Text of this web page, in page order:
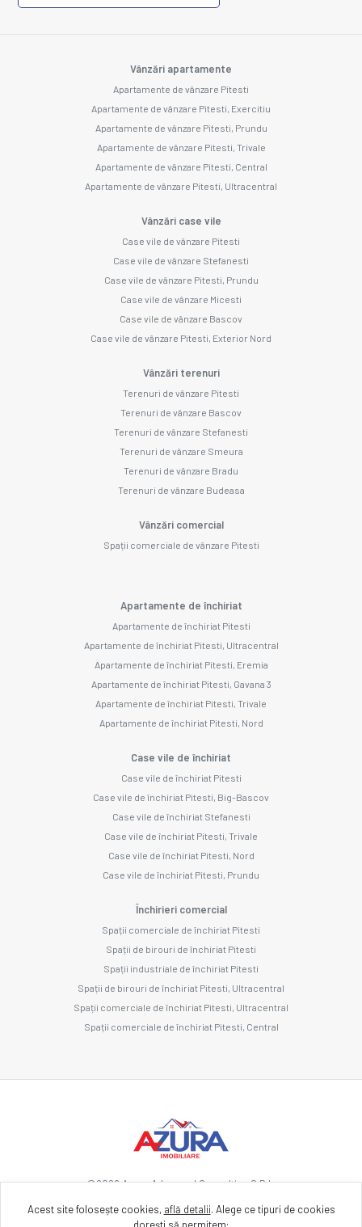
Vânzări apartamente
Apartamente de vânzare Pitesti
Apartamente de vânzare Pitesti, Exercitiu
Apartamente de vânzare Pitesti, Prundu
Apartamente de vânzare Pitesti, Trivale
Apartamente de vânzare Pitesti, Central
Apartamente de vânzare Pitesti, Ultracentral
Vânzări case vile
Case vile de vânzare Pitesti
Case vile de vânzare Stefanesti
Case vile de vânzare Pitesti, Prundu
Case vile de vânzare Micesti
Case vile de vânzare Bascov
Case vile de vânzare Pitesti, Exterior Nord
Vânzări terenuri
Terenuri de vânzare Pitesti
Terenuri de vânzare Bascov
Terenuri de vânzare Stefanesti
Terenuri de vânzare Smeura
Terenuri de vânzare Bradu
Terenuri de vânzare Budeasa
Vânzări comercial
Spații comerciale de vânzare Pitesti
Apartamente de închiriat
Apartamente de închiriat Pitesti
Apartamente de închiriat Pitesti, Ultracentral
Apartamente de închiriat Pitesti, Eremia
Apartamente de închiriat Pitesti, Gavana 3
Apartamente de închiriat Pitesti, Trivale
Apartamente de închiriat Pitesti, Nord
Case vile de închiriat
Case vile de închiriat Pitesti
Case vile de închiriat Pitesti, Big-Bascov
Case vile de închiriat Stefanesti
Case vile de închiriat Pitesti, Trivale
Case vile de închiriat Pitesti, Nord
Case vile de închiriat Pitesti, Prundu
Închirieri comercial
Spații comerciale de închiriat Pitesti
Spații de birouri de închiriat Pitesti
Spații industriale de închiriat Pitesti
Spații de birouri de închiriat Pitesti, Ultracentral
Spații comerciale de închiriat Pitesti, Ultracentral
Spații comerciale de închiriat Pitesti, Central
©2026Azura Advanced Consulting S.R.L.
Acest site folosește cookies, află detalii. Alege ce tipuri de cookies